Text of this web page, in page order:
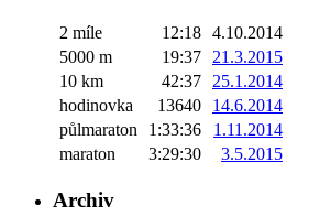
2 míle 12:18 4.10.2014
5000 m
19:37
21.3.2015
10 km
42:37
25.1.2014
hodinovka
13640
14.6.2014
půlmaraton
1:33:36
1.11.2014
maraton
3:29:30 3.5.2015
Archiv